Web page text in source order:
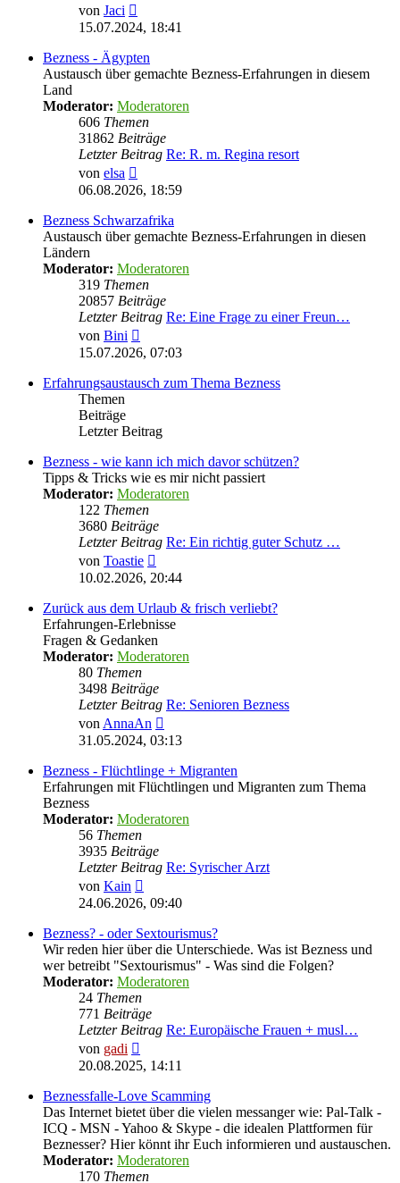
von Jaci
Beitrag
15.07.2024, 18:41
Bezness - Ägypten
Austausch über gemachte Bezness-Erfahrungen in diesem
Land
Moderator: Moderatoren
606 Themen
31862 Beiträge
Letzter Beitrag Re: R. m. Regina resort
von elsa
Beitrag
06.08.2026, 18:59
Bezness Schwarzafrika
Austausch über gemachte Bezness-Erfahrungen in diesen
Ländern
Moderator: Moderatoren
319 Themen
20857 Beiträge
Letzter Beitrag Re: Eine Frage zu einer Freun…
von Bini
Beitrag
15.07.2026, 07:03
Erfahrungsaustausch zum Thema Bezness
Themen
Beiträge
Letzter Beitrag
Bezness - wie kann ich mich davor schützen?
Tipps & Tricks wie es mir nicht passiert
Moderator: Moderatoren
122 Themen
3680 Beiträge
Letzter Beitrag Re: Ein richtig guter Schutz …
von Toastie
Beitrag
10.02.2026, 20:44
Zurück aus dem Urlaub & frisch verliebt?
Erfahrungen-Erlebnisse
Fragen & Gedanken
Moderator: Moderatoren
80 Themen
3498 Beiträge
Letzter Beitrag Re: Senioren Bezness
von AnnaAn
Beitrag
31.05.2024, 03:13
Bezness - Flüchtlinge + Migranten
Erfahrungen mit Flüchtlingen und Migranten zum Thema
Bezness
Moderator: Moderatoren
56 Themen
3935 Beiträge
Letzter Beitrag Re: Syrischer Arzt
von Kain
Beitrag
24.06.2026, 09:40
Bezness? - oder Sextourismus?
Wir reden hier über die Unterschiede. Was ist Bezness und
wer betreibt "Sextourismus" - Was sind die Folgen?
Moderator: Moderatoren
24 Themen
771 Beiträge
Letzter Beitrag Re: Europäische Frauen + musl…
von gadi
Beitrag
20.08.2025, 14:11
Beznessfalle-Love Scamming
Das Internet bietet über die vielen messanger wie: Pal-Talk -
ICQ - MSN - Yahoo & Skype - die idealen Plattformen für
Beznesser? Hier könnt ihr Euch informieren und austauschen.
Moderator: Moderatoren
170 Themen